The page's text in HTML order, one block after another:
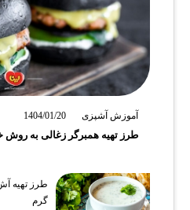
آموزش آشپزی 1404/01/20
طرز تهیه همبرگر زغالی به روش
طرز تهیه
گرم